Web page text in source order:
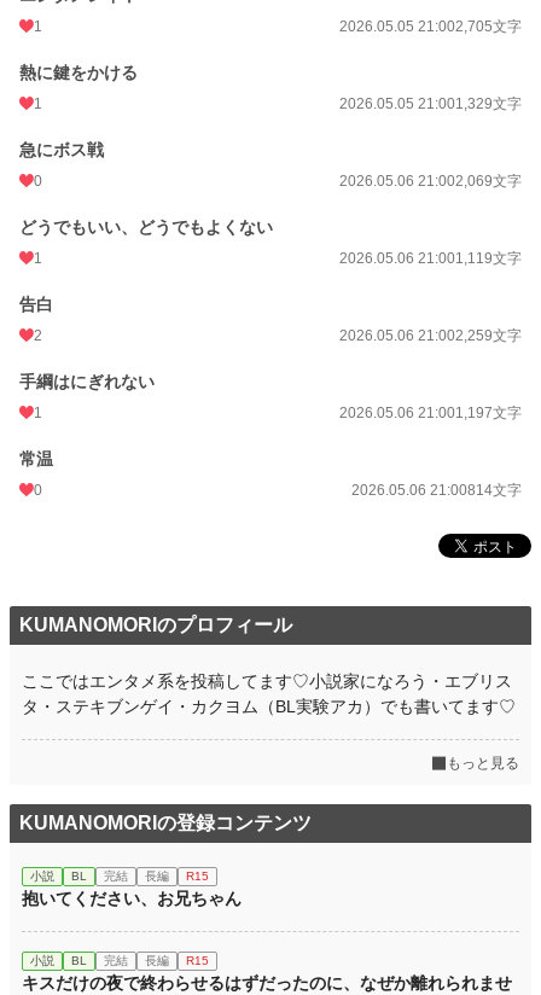
1 2026.05.05 21:002,705文字
熱に鍵をかける
1 2026.05.05 21:001,329文字
急にボス戦
0 2026.05.06 21:002,069文字
どうでもいい、どうでもよくない
1 2026.05.06 21:001,119文字
告白
2 2026.05.06 21:002,259文字
手綱はにぎれない
1 2026.05.06 21:001,197文字
常温
0 2026.05.06 21:00814文字
KUMANOMORIのプロフィール
ここではエンタメ系を投稿してます♡小説家になろう・エブリス
タ・ステキブンゲイ・カクヨム（BL実験アカ）でも書いてます♡
もっと見る
KUMANOMORIの登録コンテンツ
小説 BL 完結 長編 R15
抱いてください、お兄ちゃん
小説 BL 完結 長編 R15
キスだけの夜で終わらせるはずだったのに、なぜか離れられませ